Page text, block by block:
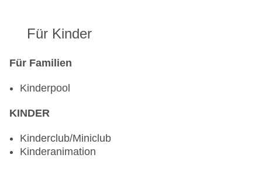
Für Kinder
Für Familien
Kinderpool
KINDER
Kinderclub/Miniclub
Kinderanimation